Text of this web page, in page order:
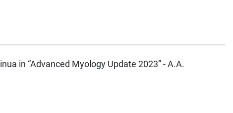
in “Advanced Myology Update 2023” - A.A.